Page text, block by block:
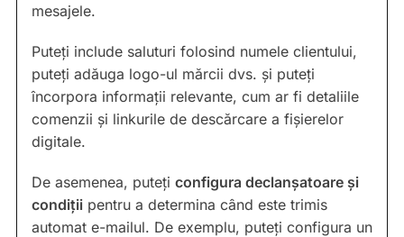
mesajele.
Puteți include saluturi folosind numele clientului,
puteți adăuga logo-ul mărcii dvs. și puteți
încorpora informații relevante, cum ar fi detaliile
comenzii și linkurile de descărcare a fișierelor
digitale.
De asemenea, puteți configura declanșatoare și
condiții pentru a determina când este trimis
automat e-mailul. De exemplu, puteți configura un